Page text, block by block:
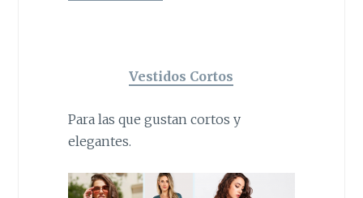
Vestidos Cortos
Para las que gustan cortos y
elegantes.